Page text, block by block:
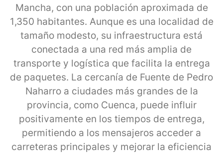
Mancha, con una población aproximada de
1,350 habitantes. Aunque es una localidad de
tamaño modesto, su infraestructura está
conectada a una red más amplia de
transporte y logística que facilita la entrega
de paquetes. La cercanía de Fuente de Pedro
Naharro a ciudades más grandes de la
provincia, como Cuenca, puede influir
positivamente en los tiempos de entrega,
permitiendo a los mensajeros acceder a
carreteras principales y mejorar la eficiencia